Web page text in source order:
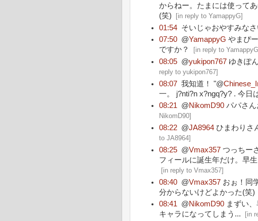
からねー。たまには使って
(笑) [in reply to YamappyG]
01:54 そいじゃおやすみなさ
07:50 @YamappyG やまぴ
ですか？
[in reply to
08:05 @yukipon767 ゆきぽ
reply to yukipon767]
08:07 我知道！ "@
一。 j?nti?n x?ngq?y? . 今日
08:21 @NikomD90 パパさ
NikomD90]
08:22 @JA8964 ひまわりさ
to JA8964]
08:25 @Vmax357 つっちー
フィールに誕生年だけ。早
[in reply to Vmax357]
08:40 @Vmax357 おぉ！同
分からないけどよかった(笑)
08:41 @NikomD90 まずい
キャラになってしまう... [in